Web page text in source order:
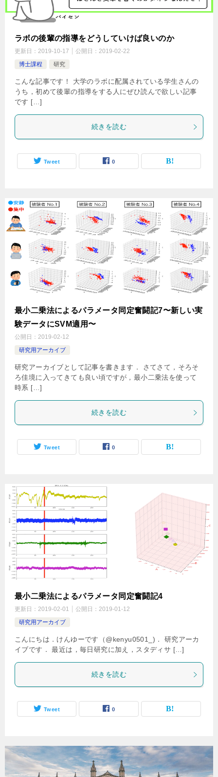
ラボの後輩の指導をどうしていけば良いのか
更新日： 2019-10-17 公開日： 2019-02-22
博士課程
研究
こんな記事です！ 大学のラボに配属されている学生さんの
うち，初めて後輩の指導をする人にぜひ読んで欲しい記事
です […]
続きを読む
Tweet 0
最小二乗法によるパラメータ同定奮闘記7〜新しい実
験データにSVM適用〜
公開日： 2019-02-12
研究用アーカイブ
研究アーカイブとして記事を書きます． さてさて，そろそ
ろ佳境に入ってきても良い頃ですが，最小二乗法を使って
時系 […]
続きを読む
Tweet 0
最小二乗法によるパラメータ同定奮闘記4
更新日： 2019-02-01 公開日： 2019-01-12
研究用アーカイブ
こんにちは．けんゆーです（@kenyu0501_)． 研究アーカ
イブです． 最近は，毎日研究に加え，スタディサ […]
続きを読む
Tweet 0